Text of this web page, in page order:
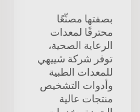
بصفتها مصنِّعًا
محترفًا لمعدات
الرعاية الصحية،
توفر شركة شييهي
للمعدات الطبية
وأدوات التشخيص
منتجات عالية